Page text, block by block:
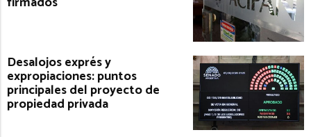
Desalojos exprés y
expropiaciones: puntos
principales del proyecto de
propiedad privada